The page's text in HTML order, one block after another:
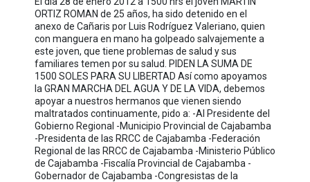
ORTIZ ROMAN de 25 años, ha sido detenido en el
anexo de Cañaris por Luis Rodríguez Valeriano, quien
con manguera en mano ha golpeado salvajemente a
este joven, que tiene problemas de salud y sus
familiares temen por su salud. PIDEN LA SUMA DE
1500 SOLES PARA SU LIBERTAD Así como apoyamos
la GRAN MARCHA DEL AGUA Y DE LA VIDA, debemos
apoyar a nuestros hermanos que vienen siendo
maltratados continuamente, pido a: -Al Presidente del
Gobierno Regional -Municipio Provincial de Cajabamba
-Presidenta de las RRCC de Cajabamba -Federación
Regional de las RRCC de Cajabamba -Ministerio Público
de Cajabamba -Fiscalía Provincial de Cajabamba -
Gobernador de Cajabamba -Congresistas de la